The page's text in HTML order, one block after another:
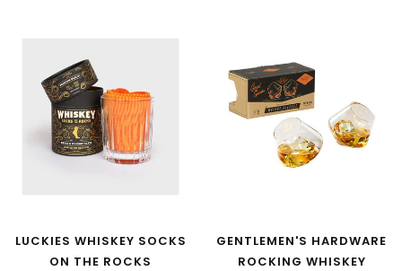
LUCKIES WHISKEY SOCKS
ON THE ROCKS
GENTLEMEN'S HARDWARE
ROCKING WHISKEY